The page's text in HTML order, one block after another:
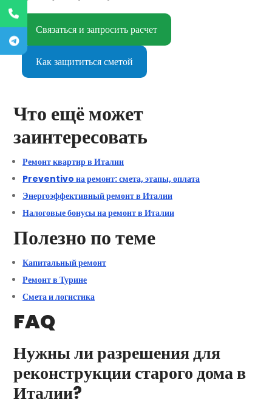
Связаться и запросить расчет
Как защититься сметой
Что ещё может
заинтересовать
Ремонт квартир в Италии
Preventivo на ремонт: смета, этапы, оплата
Энергоэффективный ремонт в Италии
Налоговые бонусы на ремонт в Италии
Полезно по теме
Капитальный ремонт
Ремонт в Турине
Смета и логистика
FAQ
Нужны ли разрешения для
реконструкции старого дома в
Италии?